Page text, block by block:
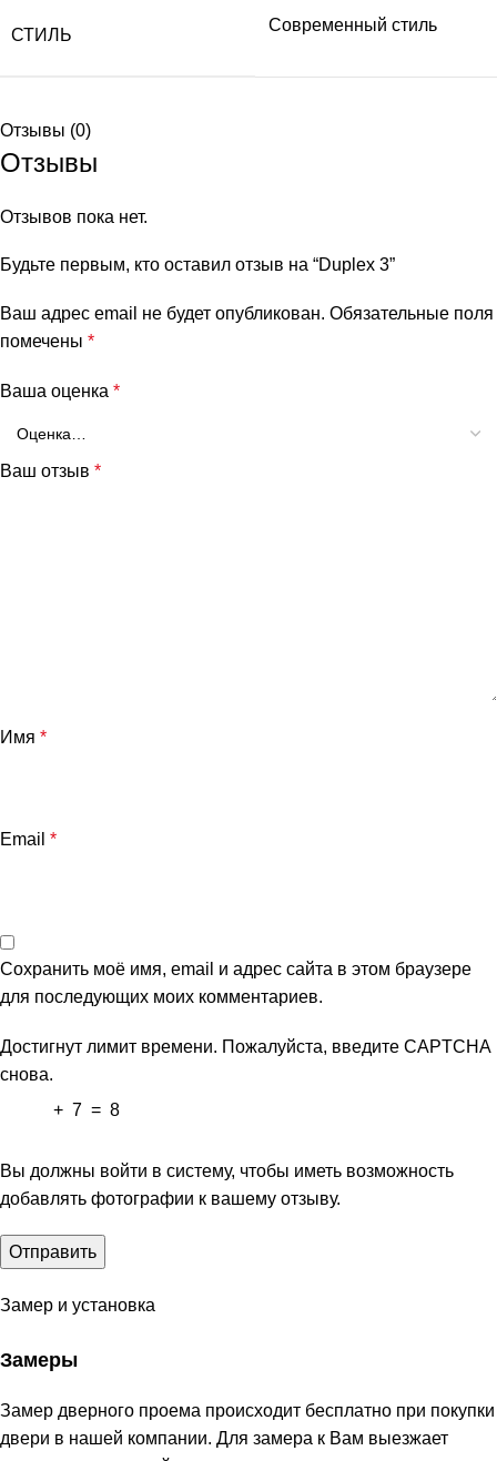
СТИЛЬ
Современный стиль
Отзывы (0)
Отзывы
Отзывов пока нет.
Будьте первым, кто оставил отзыв на “Duplex 3”
Ваш адрес email не будет опубликован. Обязательные поля
помечены *
Ваша оценка *
Ваш отзыв *
Имя *
Email *
Сохранить моё имя, email и адрес сайта в этом браузере
для последующих моих комментариев.
Достигнут лимит времени. Пожалуйста, введите CAPTCHA
снова.
+ 7 = 8
Вы должны войти в систему, чтобы иметь возможность
добавлять фотографии к вашему отзыву.
Замер и установка
Замеры
Замер дверного проема происходит бесплатно при покупки
двери в нашей компании. Для замера к Вам выезжает